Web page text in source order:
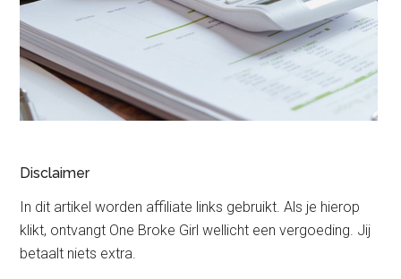
Disclaimer
In dit artikel worden affiliate links gebruikt. Als je hierop
klikt, ontvangt One Broke Girl wellicht een vergoeding. Jij
betaalt niets extra.